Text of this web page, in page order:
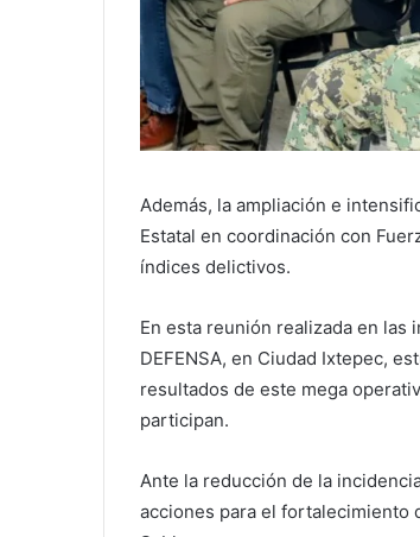
Además, la ampliación e
Estatal en coordinación con
índices delictivos.
En esta reunión realizada en las
DEFENSA, en Ciudad Ixtepec,
resultados de este mega
participan.
Ante la reducción de la
acciones para el fortalecimiento